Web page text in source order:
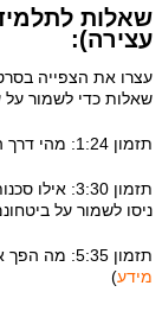
שאלות
עצירה):
עצרו את הצפייה
שאלות כדי לשמור על
תזמון 1:24: מהי דרך המשי ולשם מה השתמשו בה? (
תזמון 3:30:
ניסו לשמור על
תזמון 5:35: מה הפך את דרך המשי למיותרת? (
מידע)